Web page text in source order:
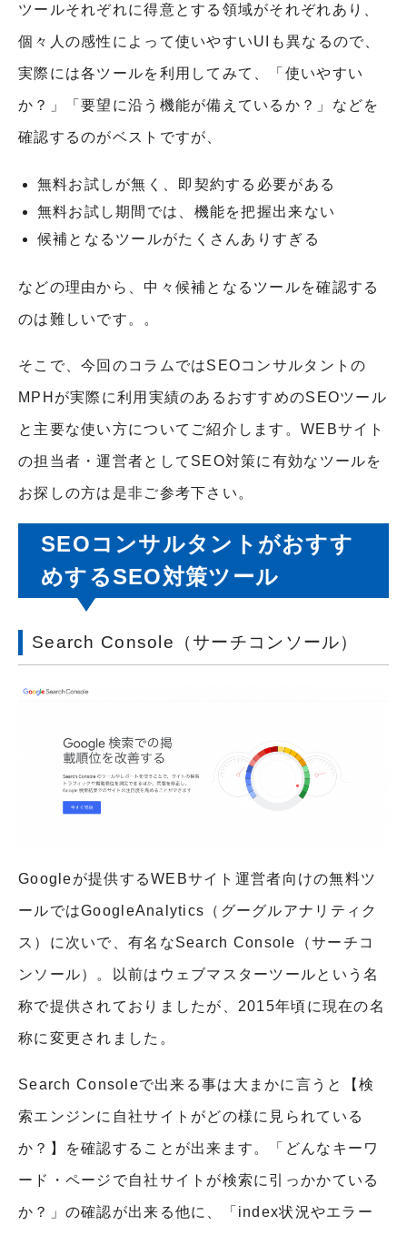
ツールそれぞれに得意とする領域がそれぞれあり、
個々人の感性によって使いやすいUIも異なるので、
実際には各ツールを利用してみて、「使いやすい
か？」「要望に沿う機能が備えているか？」などを
確認するのがベストですが、
無料お試しが無く、即契約する必要がある
無料お試し期間では、機能を把握出来ない
候補となるツールがたくさんありすぎる
などの理由から、中々候補となるツールを確認する
のは難しいです。。
そこで、今回のコラムではSEOコンサルタントの
MPHが実際に利用実績のあるおすすめのSEOツール
と主要な使い方についてご紹介します。WEBサイト
の担当者・運営者としてSEO対策に有効なツールを
お探しの方は是非ご参考下さい。
SEOコンサルタントがおすす
めするSEO対策ツール
Search Console（サーチコンソール）
Googleが提供するWEBサイト運営者向けの無料ツ
ールではGoogleAnalytics（グーグルアナリティク
ス）に次いで、有名なSearch Console（サーチコ
ンソール）。以前はウェブマスターツールという名
称で提供されておりましたが、2015年頃に現在の名
称に変更されました。
Search Consoleで出来る事は大まかに言うと【検
索エンジンに自社サイトがどの様に見られている
か？】を確認することが出来ます。「どんなキーワ
ード・ページで自社サイトが検索に引っかかている
か？」の確認が出来る他に、「index状況やエラー